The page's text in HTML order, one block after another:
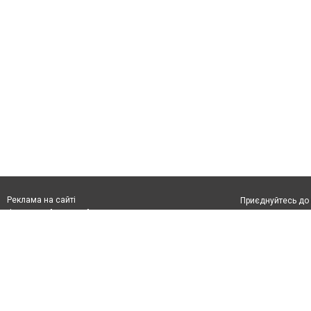
Реклама на сайті
Франшиза "CitySites"
Приєднуйтесь до